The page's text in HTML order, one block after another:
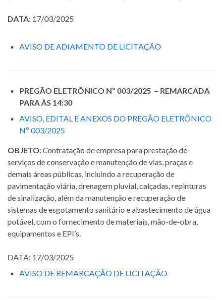
DATA: 17/03/2025
AVISO DE ADIAMENTO DE LICITAÇÃO
PREGÃO ELETRÔNICO Nº 003/2025 – REMARCADA
PARA ÀS 14:30
AVISO, EDITAL E ANEXOS DO PREGÃO ELETRÔNICO
Nº 003/2025
OBJETO: Contratação de empresa para prestação de
serviços de conservação e manutenção de vias, praças e
demais áreas públicas, incluindo a recuperação de
pavimentação viária, drenagem pluvial, calçadas, repinturas
de sinalização, além da manutenção e recuperação de
sistemas de esgotamento sanitário e abastecimento de água
potável, com o fornecimento de materiais, mão-de-obra,
equipamentos e EPI’s.
DATA: 17/03/2025
AVISO DE REMARCAÇÃO DE LICITAÇÃO